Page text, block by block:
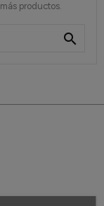
productos.
